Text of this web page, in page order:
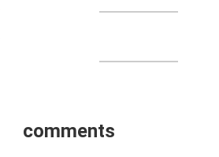
comments